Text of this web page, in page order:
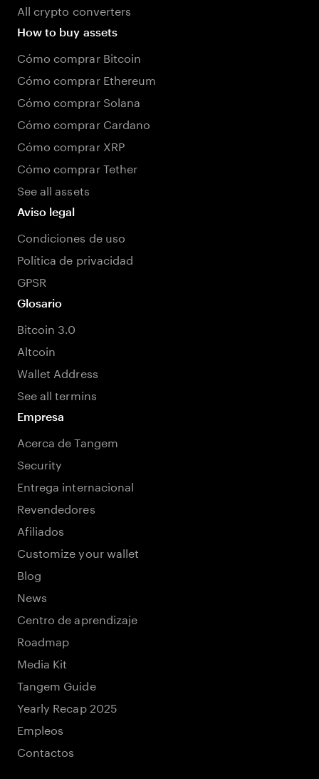
All crypto converters
How to buy assets
Cómo comprar Bitcoin
Cómo comprar Ethereum
Cómo comprar Solana
Cómo comprar Cardano
Cómo comprar XRP
Cómo comprar Tether
See all assets
Aviso legal
Condiciones de uso
Política de privacidad
GPSR
Glosario
Bitcoin 3.0
Altcoin
Wallet Address
See all termins
Empresa
Acerca de Tangem
Security
Entrega internacional
Revendedores
Afiliados
Customize your wallet
Blog
News
Centro de aprendizaje
Roadmap
Media Kit
Tangem Guide
Yearly Recap 2025
Empleos
Contactos